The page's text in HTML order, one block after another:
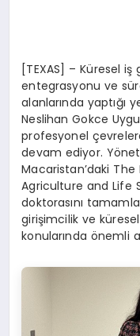
[TEXAS] – Küresel
entegrasyonu ve
alanlarında yaptığı
Neslihan Gokce
profesyonel
devam ediyor.
Macaristan’daki
Agriculture and Life
doktorasını
girişimcilik ve
konularında önemli